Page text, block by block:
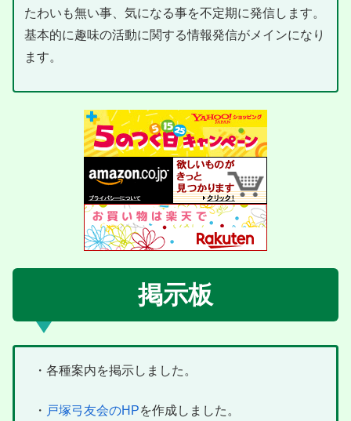
たわいも無い事、気になる事を不定期に発信します。
基本的に趣味の活動に関する情報発信がメインになり
ます。
掲示板
・各種案内を掲示しました。
・ 戸塚弓友会のHPを作成しました。